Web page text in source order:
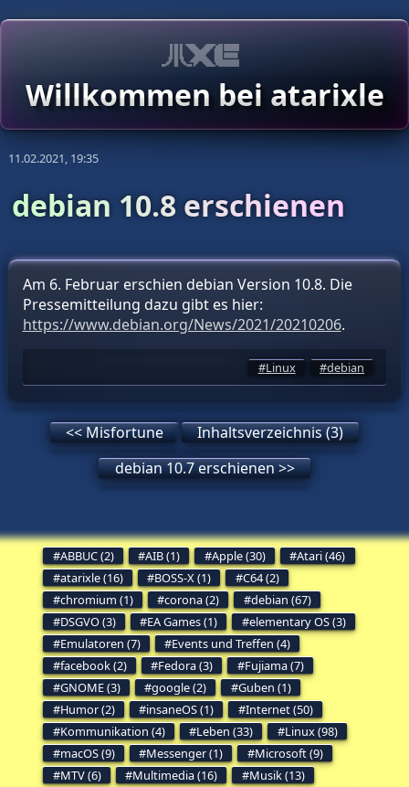
Willkommen bei atarixle
11.02.2021, 19:35
debian 10.8 erschienen
Am 6. Februar erschien debian Version 10.8. Die
Pressemitteilung dazu gibt es hier:
https://www.debian.org/News/2021/20210206.
Linux debian
<< Misfortune
Inhaltsverzeichnis (3)
debian 10.7 erschienen >>
ABBUC (2) AIB (1) Apple (30)
Atari (46)
atarixle (16)
BOSS-X (1)
C64 (2)
chromium (1)
corona (2)
debian (67)
DSGVO (3)
EA Games (1)
elementary OS (3)
Emulatoren (7)
Events und Treffen (4)
facebook (2)
Fedora (3)
Fujiama (7)
GNOME (3)
google (2)
Guben (1)
Humor (2)
insaneOS (1)
Internet (50)
Kommunikation (4)
Leben (33)
Linux (98)
macOS (9)
Messenger (1)
Microsoft (9)
MTV (6)
Multimedia (16)
Musik (13)